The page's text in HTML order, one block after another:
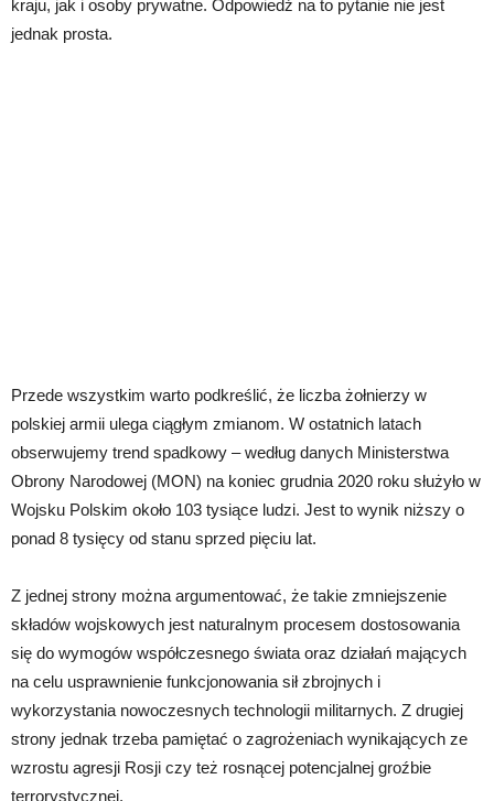
kraju, jak i osoby prywatne. Odpowiedź na to pytanie nie jest
jednak prosta.
Przede wszystkim warto podkreślić, że liczba żołnierzy w
polskiej armii ulega ciągłym zmianom. W ostatnich latach
obserwujemy trend spadkowy – według danych Ministerstwa
Obrony Narodowej (MON) na koniec grudnia 2020 roku służyło w
Wojsku Polskim około 103 tysiące ludzi. Jest to wynik niższy o
ponad 8 tysięcy od stanu sprzed pięciu lat.
Z jednej strony można argumentować, że takie zmniejszenie
składów wojskowych jest naturalnym procesem dostosowania
się do wymogów współczesnego świata oraz działań mających
na celu usprawnienie funkcjonowania sił zbrojnych i
wykorzystania nowoczesnych technologii militarnych. Z drugiej
strony jednak trzeba pamiętać o zagrożeniach wynikających ze
wzrostu agresji Rosji czy też rosnącej potencjalnej groźbie
terrorystycznej.